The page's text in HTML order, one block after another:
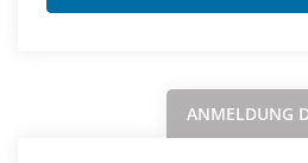
ANMELDUNG